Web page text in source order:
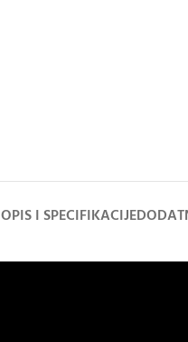
OPIS I SPECIFIKACIJE